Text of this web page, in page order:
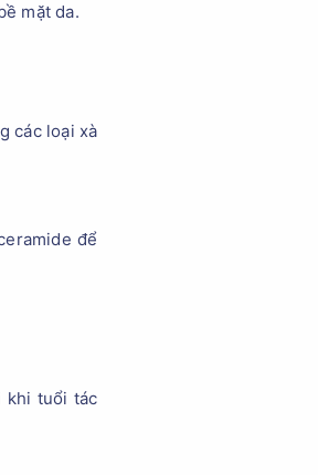
mặt da.
các loại xà
để
khi tuổi tác